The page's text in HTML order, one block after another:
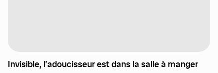
Invisible, l’adoucisseur est dans la salle à manger